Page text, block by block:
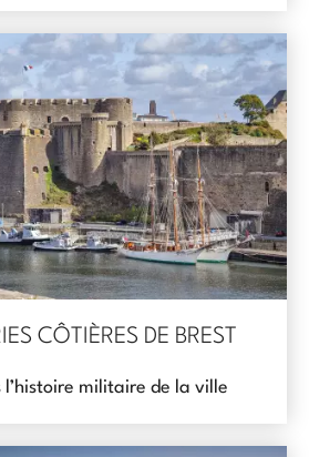
CÔTIÈRES DE BREST
l’histoire militaire de la ville